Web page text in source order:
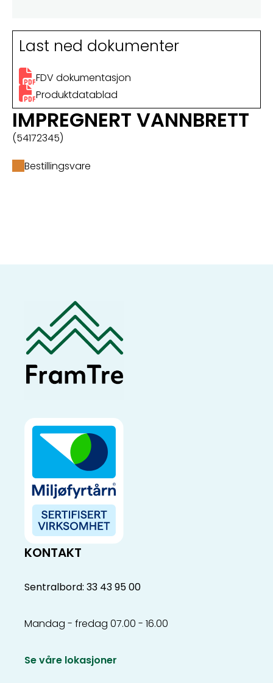
Last ned dokumenter
FDV dokumentasjon
Produktdatablad
IMPREGNERT VANNBRETT
(54172345)
Bestillingsvare
KONTAKT
Sentralbord: 33 43 95 00
Mandag - fredag 07.00 - 16.00
Se våre lokasjoner